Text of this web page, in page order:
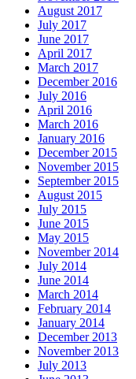
August 2017
July 2017
June 2017
April 2017
March 2017
December 2016
July 2016
April 2016
March 2016
January 2016
December 2015
November 2015
September 2015
August 2015
July 2015
June 2015
May 2015
November 2014
July 2014
June 2014
March 2014
February 2014
January 2014
December 2013
November 2013
July 2013